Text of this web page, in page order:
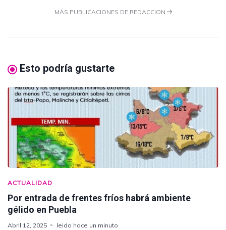
MÁS PUBLICACIONES DE REDACCION
Esto podría gustarte
ACTUALIDAD
Por entrada de frentes fríos habrá ambiente
gélido en Puebla
Abril 12, 2025 leido hace un minuto